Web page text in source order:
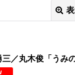
三／丸木俊「うみ